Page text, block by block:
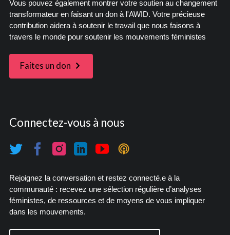
Vous pouvez également montrer votre soutien au changement
transformateur en faisant un don à l'AWID. Votre précieuse
contribution aidera à soutenir le travail que nous faisons à
travers le monde pour soutenir les mouvements féministes
Faites un don
Connectez-vous à nous
Rejoignez la conversation et restez connecté.e à la
communauté : recevez une sélection régulière d’analyses
féministes, de ressources et de moyens de vous impliquer
dans les mouvements.